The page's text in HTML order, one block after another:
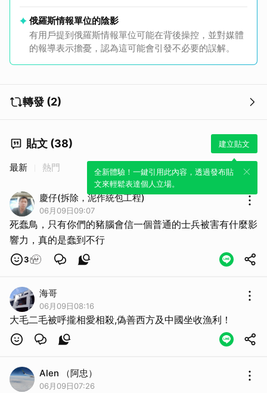
俄羅斯情報單位的陰影
有用戶提到俄羅斯情報單位可能在背後操控，並對媒體
的報導表示擔憂，認為這可能會引發不必要的誤解。
轉發 (2)
貼文 (38) 建立貼文
全新體驗！一鍵引用此內容，透過發布貼
文來輕鬆表達個人立場。
最新 熱門
慶仔(拆除，泥作統包工程)
06月09日09:07
死蠢鳥，只有你們的豬腦會信一個普通的士兵被害有什麼影
響力，真的是蠢到不行
3
海哥
06月09日08:16
大毛二毛被呼攏相愛相殺,偽善西方及中國坐收漁利！
Alen （阿忠）
06月09日07:26
取消